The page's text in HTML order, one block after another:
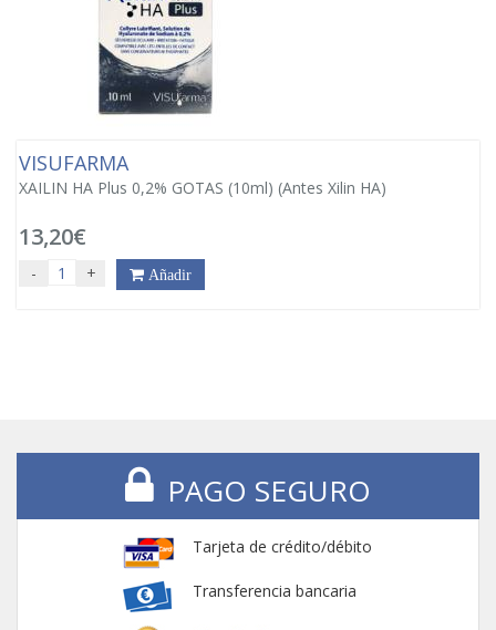
VISUFARMA
XAILIN HA Plus 0,2% GOTAS (10ml) (Antes Xilin HA)
13,20€
- + Añadir
PAGO SEGURO
Tarjeta de crédito/débito
Transferencia bancaria